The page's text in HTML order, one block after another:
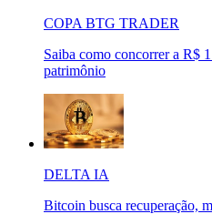
COPA BTG TRADER
Saiba como concorrer a R$
patrimônio
DELTA IA
Bitcoin busca recuperação,